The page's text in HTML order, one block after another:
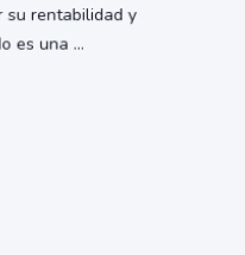
su rentabilidad y
es una ...